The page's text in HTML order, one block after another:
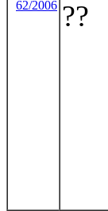
62/2006 ??